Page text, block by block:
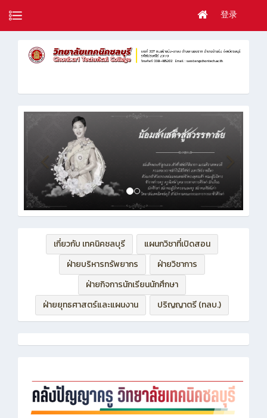
登录
เกี่ยวกับ เทคนิคชลบุรี
แผนกวิชาที่เปิดสอน
ฝ่ายบริหารทรัพยากร
ฝ่ายวิชาการ
ฝ่ายกิจการนักเรียนนักศึกษา
ฝ่ายยุทธศาสตร์และแผนงาน
ปริญญาตรี (ทลบ.)